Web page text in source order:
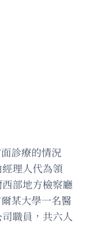
診療的情況
理人代為領
部地方檢察廳
某大學一名醫
職員，共六人